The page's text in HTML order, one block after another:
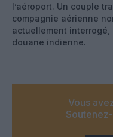
l’aéroport. Un couple
compagnie aérienne
actuellement
douane indienne.
Vous